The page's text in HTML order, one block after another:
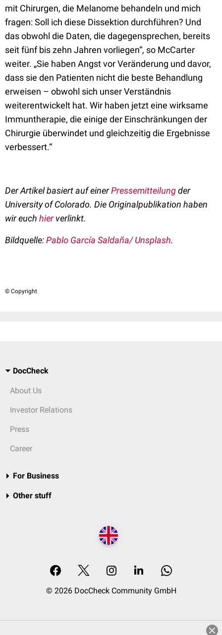
mit Chirurgen, die Melanome behandeln und mich
fragen: Soll ich diese Dissektion durchführen? Und
das obwohl die Daten, die dagegensprechen, bereits
seit fünf bis zehn Jahren vorliegen“, so McCarter
weiter. „Sie haben Angst vor Veränderung und davor,
dass sie den Patienten nicht die beste Behandlung
erweisen – obwohl sich unser Verständnis
weiterentwickelt hat. Wir haben jetzt eine wirksame
Immuntherapie, die einige der Einschränkungen der
Chirurgie überwindet und gleichzeitig die Ergebnisse
verbessert.“
Der Artikel basiert auf einerPressemitteilungder
University of Colorado. Die Originalpublikation haben
wir euch hierverlinkt.
Bildquelle:Pablo García Saldaña/ Unsplash.
© Copyright
DocCheck
About Us
Investor Relations
Press
Career
For Business
Other stuff
© 2026 DocCheck Community GmbH